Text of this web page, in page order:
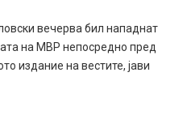
вечерва бил нападнат
на МВР непосредно пред
издание на вестите, јави